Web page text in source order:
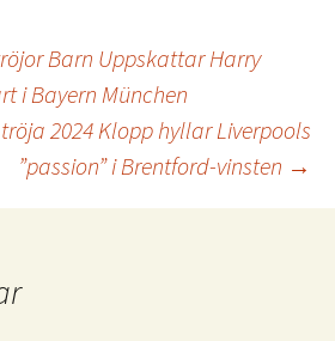
Barn Uppskattar Harry
i Bayern München
2024 Klopp hyllar Liverpools
”passion” i Brentford-vinsten →